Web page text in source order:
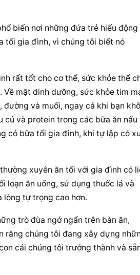
biến nơi những đứa trẻ hiếu động
tối gia đình, vì chúng tôi biết nó
rất tốt cho cơ thể, sức khỏe thể
mặt dinh dưỡng, sức khỏe tim
và muối, ngay cả khi bạn
củ và protein trong các bữa ăn nấu
có bữa tối gia đình, khi tự lập có xu
xuyên ăn tối với gia đình có
loạn ăn uống, sử dụng thuốc lá và
lòng tự trọng cao hơn.
trò đùa ngớ ngẩn trên bàn ăn,
rằng chúng tôi đang xây dựng
cái chúng tôi trưởng thành và